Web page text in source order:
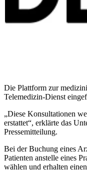
Die Plattform zur
Telemedizin-Dienst
„Diese Konsultationen
erstattet“, erklärte das
Pressemitteilung.
Bei der Buchung eines
Patienten anstelle eines
wählen und erhalten